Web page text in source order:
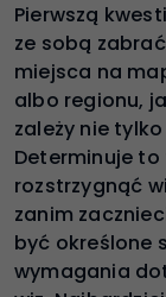
Pierwszą
ze sobą
miejsca na
albo regionu,
zależy nie
Determinuje
rozstrzygnąć
zanim
być określone
wymagania